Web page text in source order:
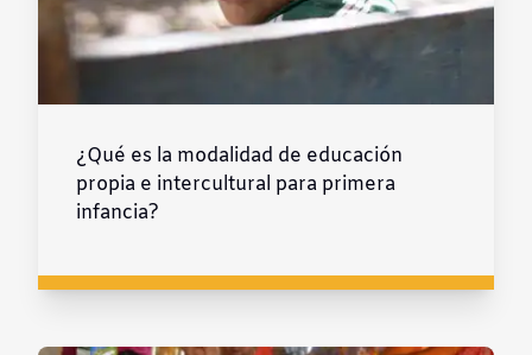
¿Qué es la modalidad de educación
propia e intercultural para primera
infancia?